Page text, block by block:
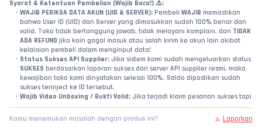
Syarat & Ketentuan Pembelian (Wajib Baca!) ⚠️:
WAJIB PERIKSA DATA AKUN (UID & SERVER): Pembeli WAJIB memastikan
bahwa User ID (UID) dan Server yang dimasukkan sudah 100% benar dan
valid. Toko tidak bertanggung jawab, tidak melayani komplain, dan TIDAK
ADA REFUND jika koin gagal masuk atau salah kirim ke akun lain akibat
kelalaian pembeli dalam menginput data!
Status Sukses API Supplier:
Jika sistem kami sudah mengeluarkan status
SUKSES berdasarkan laporan sukses dari server API supplier resmi, maka
kewajiban toko kami dinyatakan selesai 100%. Saldo dipastikan sudah
sukses terinject ke ID tersebut.
Wajib Video Unboxing / Bukti Valid: Jika terjadi klaim pesanan sukses tapi
koin belum bertambah, pembeli wajib melampirkan video tanpa potong
(no-cut/no-edit) yang memperlihatkan riwayat transaksi di web toko, detail
ID yang diinput, hingga pengecekan langsung ke menu profil saldo koin
Kamu menemukan masalah dengan produk ini? Laporkan